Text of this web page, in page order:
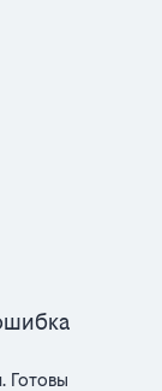
Готовы